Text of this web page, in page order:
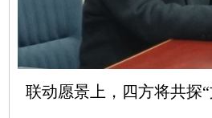
联动愿景上，四方将共探